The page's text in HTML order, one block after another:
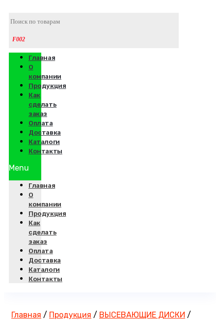
Главная
О
компании
Продукция
Как
сделать
заказ
Оплата
Доставка
Каталоги
Контакты
Menu
Главная
О
компании
Продукция
Как
сделать
заказ
Оплата
Доставка
Каталоги
Контакты
Главная / Продукция / ВЫСЕВАЮЩИЕ ДИСКИ /